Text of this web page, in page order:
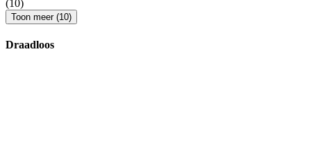
(10)
Toon meer (10)
Draadloos